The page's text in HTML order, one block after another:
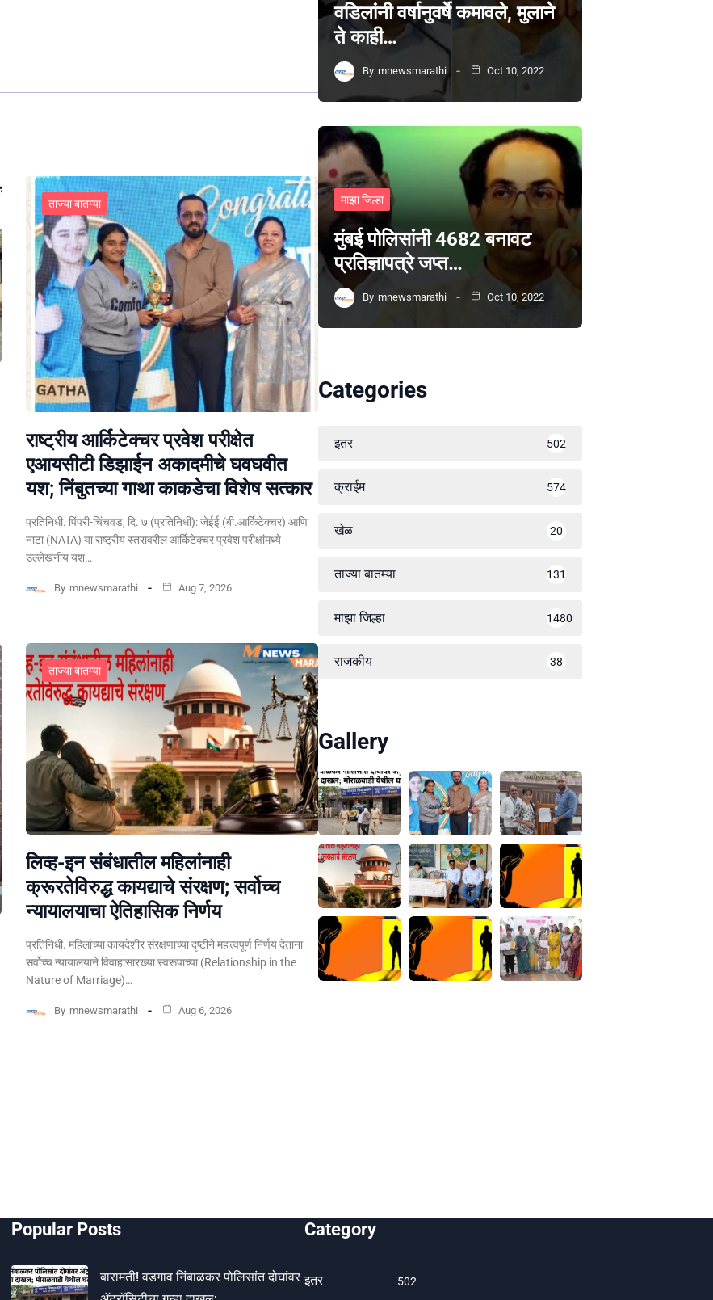
ताज्या बातम्या
राष्ट्रीय आर्किटेक्चर प्रवेश परीक्षेत
एआयसीटी डिझाईन अकादमीचे घवघवीत
यश; निंबुतच्या गाथा काकडेचा विशेष सत्कार
प्रतिनिधी. पिंपरी-चिंचवड, दि. ७ (प्रतिनिधी): जेईई (बी.आर्किटेक्चर) आणि
नाटा (NATA) या राष्ट्रीय स्तरावरील आर्किटेक्चर प्रवेश परीक्षांमध्ये
उल्लेखनीय यश…
By mnewsmarathi Aug 7, 2026
ताज्या बातम्या
लिव्ह-इन संबंधातील महिलांनाही
क्रूरतेविरुद्ध कायद्याचे संरक्षण; सर्वोच्च
न्यायालयाचा ऐतिहासिक निर्णय
प्रतिनिधी. महिलांच्या कायदेशीर संरक्षणाच्या दृष्टीने महत्त्वपूर्ण निर्णय देताना
सर्वोच्च न्यायालयाने विवाहासारख्या स्वरूपाच्या (Relationship in the
Nature of Marriage)…
By mnewsmarathi Aug 6, 2026
वडिलांनी वर्षानुवर्षे कमावले, मुलाने
ते काही…
By mnewsmarathi Oct 10, 2022
माझा जिल्हा
मुंबई पोलिसांनी 4682 बनावट
प्रतिज्ञापत्रे जप्त…
By mnewsmarathi Oct 10, 2022
Categories
इतर 502
क्राईम 574
खेळ 20
ताज्या बातम्या 131
माझा जिल्हा 1480
राजकीय 38
Gallery
Popular Posts
बारामती! वडगाव निंबाळकर पोलिसांत दोघांवर
Category
इतर 502